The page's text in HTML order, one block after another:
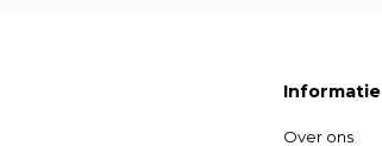
Informatie
Over ons